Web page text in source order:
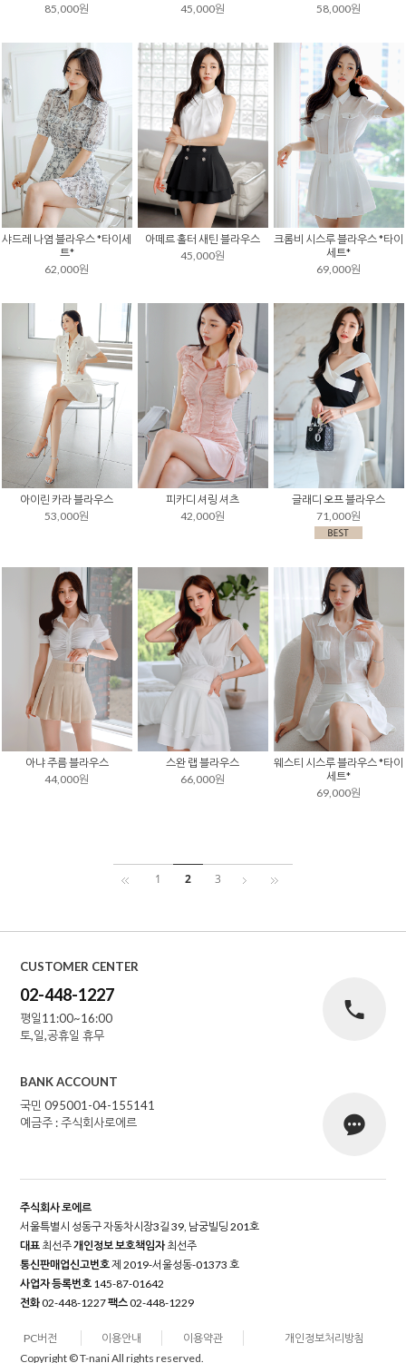
85,000원
45,000원
58,000원
샤드레 나염 블라우스 *타이세
트*
62,000원
아떼르 홀터 새틴 블라우스
45,000원
크롬비 시스루 블라우스 *타이
세트*
69,000원
아이린 카라 블라우스
53,000원
피카디 셔링 셔츠
42,000원
글래디 오프 블라우스
71,000원
아냐 주름 블라우스
44,000원
스완 랩 블라우스
66,000원
웨스티 시스루 블라우스 *타이
세트*
69,000원
1 2 3
CUSTOMER CENTER
02-448-1227
평일11:00~16:00
토,일,공휴일 휴무
BANK ACCOUNT
국민 095001-04-155141
예금주 : 주식회사로에르
주식회사 로에르
서울특별시 성동구 자동차시장3길 39, 남궁빌딩 201호
대표 최선주개인정보 보호책임자최선주
통신판매업신고번호제 2019-서울성동-01373 호
사업자 등록번호 145-87-01642
전화02-448-1227팩스02-448-1229
PC버전 이용안내 이용약관
개인정보처리방침
Copyright © T-nani All rights reserved.